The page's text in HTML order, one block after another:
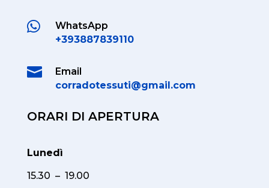

WhatsApp
+393887839110

Email
corradotessuti@gmail.com
ORARI DI APERTURA
Lunedì
15.30 – 19.00